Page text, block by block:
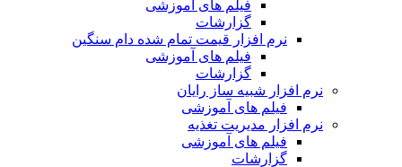
فیلم های آموزشی
گزارشات
نرم افزار قیمت تمام شده دام سنگین
فیلم های آموزشی
گزارشات
نرم افزار شبیه ساز رایان
فیلم های آموزشی
نرم افزار مدیریت تغذیه
فیلم های آموزشی
گزارشات